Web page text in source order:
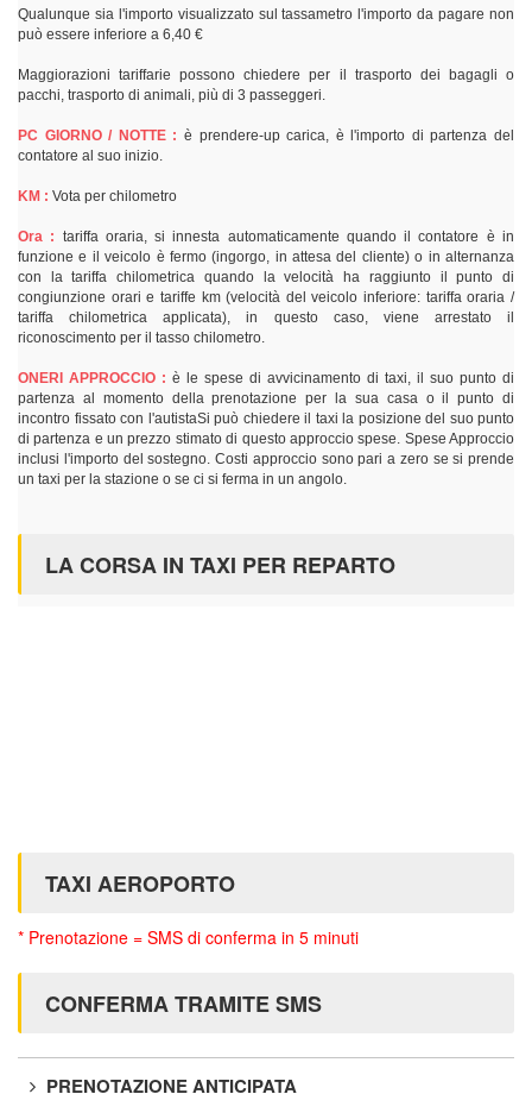
Qualunque sia l'importo visualizzato sul tassametro l'importo da pagare non
può essere inferiore a 6,40 €
Maggiorazioni tariffarie possono chiedere per il trasporto dei bagagli o
pacchi, trasporto di animali, più di 3 passeggeri.
PC GIORNO / NOTTE : è prendere-up carica, è l'importo di partenza del
contatore al suo inizio.
KM : Vota per chilometro
Ora : tariffa oraria, si innesta automaticamente quando il contatore è in
funzione e il veicolo è fermo (ingorgo, in attesa del cliente) o in alternanza
con la tariffa chilometrica quando la velocità ha raggiunto il punto di
congiunzione orari e tariffe km (velocità del veicolo inferiore: tariffa oraria /
tariffa chilometrica applicata), in questo caso, viene arrestato il
riconoscimento per il tasso chilometro.
ONERI APPROCCIO : è le spese di avvicinamento di taxi, il suo punto di
partenza al momento della prenotazione per la sua casa o il punto di
incontro fissato con l'autistaSi può chiedere il taxi la posizione del suo punto
di partenza e un prezzo stimato di questo approccio spese. Spese Approccio
inclusi l'importo del sostegno. Costi approccio sono pari a zero se si prende
un taxi per la stazione o se ci si ferma in un angolo.
LA CORSA IN TAXI PER REPARTO
TAXI AEROPORTO
* Prenotazione = SMS di conferma in 5 minuti
CONFERMA TRAMITE SMS
PRENOTAZIONE ANTICIPATA